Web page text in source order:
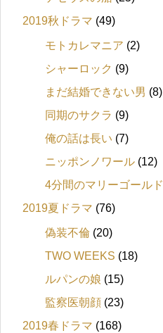
2019秋ドラマ (49)
モトカレマニア (2)
シャーロック (9)
まだ結婚できない男 (8)
同期のサクラ (9)
俺の話は長い (7)
ニッポンノワール (12)
4分間のマリーゴールド
2019夏ドラマ (76)
偽装不倫 (20)
TWO WEEKS (18)
ルパンの娘 (15)
監察医朝顔 (23)
2019春ドラマ (168)